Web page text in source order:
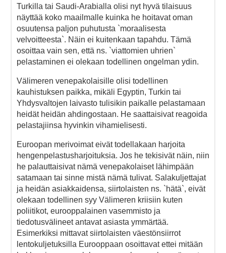
Turkilla tai Saudi-Arabialla olisi nyt hyvä tilaisuus
näyttää koko maailmalle kuinka he hoitavat oman
osuutensa paljon puhutusta `moraalisesta
velvoitteesta`. Näin ei kuitenkaan tapahdu. Tämä
osoittaa vain sen, että ns. `viattomien uhrien`
pelastaminen ei olekaan todellinen ongelman ydin.
Välimeren venepakolaisille olisi todellinen
kauhistuksen paikka, mikäli Egyptin, Turkin tai
Yhdysvaltojen laivasto tulisikin paikalle pelastamaan
heidät heidän ahdingostaan. He saattaisivat reagoida
pelastajiinsa hyvinkin vihamielisesti.
Euroopan merivoimat eivät todellakaan harjoita
hengenpelastusharjoituksia. Jos he tekisivät näin, niin
he palauttaisivat nämä venepakolaiset lähimpään
satamaan tai sinne mistä nämä tulivat. Salakuljettajat
ja heidän asiakkaidensa, siirtolaisten ns. `hätä`, eivät
olekaan todellinen syy Välimeren kriisiin kuten
poliitikot, eurooppalainen vasemmisto ja
tiedotusvälineet antavat asiasta ymmärtää.
Esimerkiksi mittavat siirtolaisten väestönsiirrot
lentokuljetuksilla Eurooppaan osoittavat ettei mitään